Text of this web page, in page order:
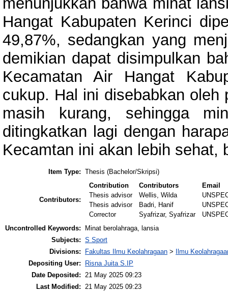
Hangat Kabupaten Kerinci
49,87%, sedangkan yang
demikian dapat disimpulkan
Kecamatan Air Hangat
cukup. Hal ini disebabkan oleh
masih kurang, sehingga
ditingkatkan lagi dengan
Kecamtan ini akan lebih sehat,
Item Type: Thesis (Bachelor/Skripsi)
Contributors:
Contribution Contributors
Email
Thesis advisor
Wellis, Wilda
Thesis advisor
Badri, Hanif
Corrector
Syafrizar, Syafrizar
Uncontrolled Keywords:
Minat berolahraga, lansia
Subjects: S Sport
Divisions:
Fakultas Ilmu Keolahragaan >
Ilmu
Depositing User:
Risna Juita S.IP
Date Deposited: 21 May 2025 09:23
Last Modified: 21 May 2025 09:23